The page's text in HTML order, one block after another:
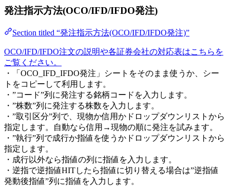
発注指示方法(OCO/IFD/IFDO発注)
Section titled “発注指示方法(OCO/IFD/IFDO発注)”
OCO/IFD/IFDO注文の説明や各証券会社の対応表はこちらを
ご覧ください。
・「OCO_IFD_IFDO発注」シートをそのまま使うか、シー
トをコピーして利用します。
・”コード”列に発注する銘柄コードを入力します。
・”株数”列に発注する株数を入力します。
・”取引区分”列で、現物か信用かドロップダウンリストから
指定します。自動なら信用→現物の順に発注を試みます。
・”執行”列で成行か指値を使うかドロップダウンリストから
指定します。
・成行以外なら指値の列に指値を入力します。
・逆指で逆指値HITしたら指値に切り替える場合は”逆指値
発動後指値”列に指値を入力します。